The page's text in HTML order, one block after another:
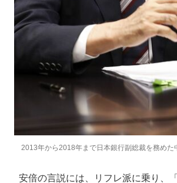
2013年から2018年まで日本銀行副総裁を務めた
安倍の言説には、リフレ派に乗り、